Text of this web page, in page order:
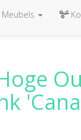
Meubels